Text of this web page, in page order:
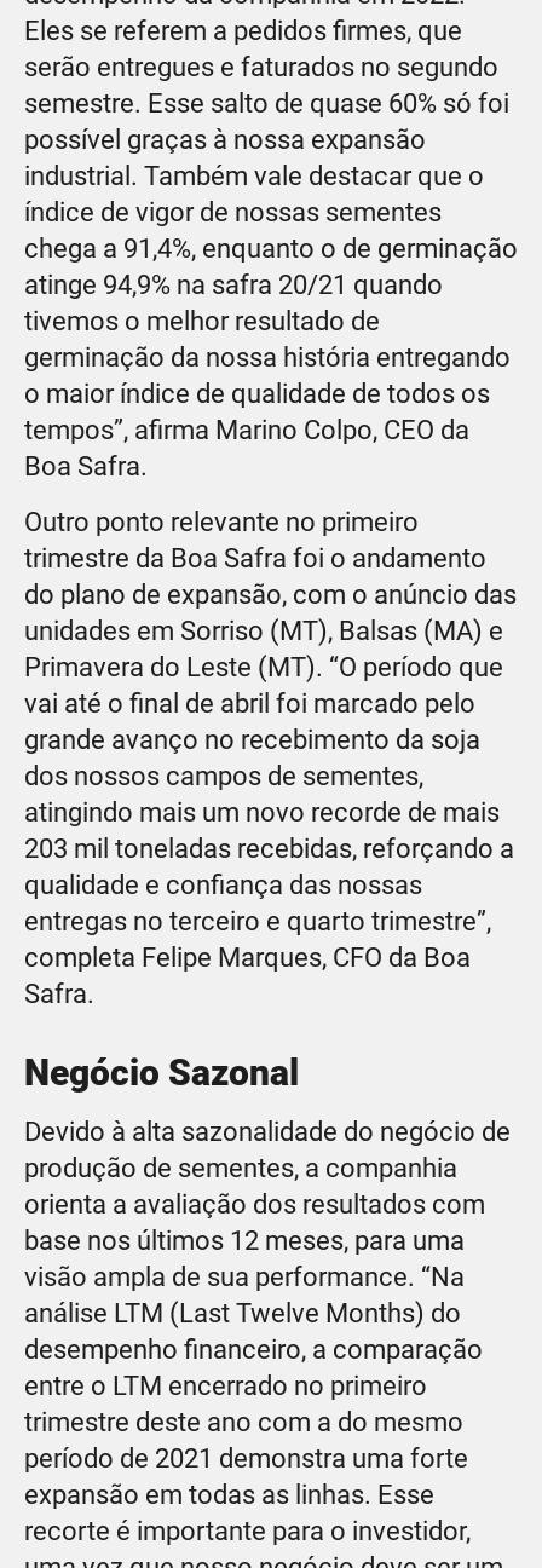
Eles se referem a pedidos firmes, que
serão entregues e faturados no segundo
semestre. Esse salto de quase 60% só foi
possível graças à nossa expansão
industrial. Também vale destacar que o
índice de vigor de nossas sementes
chega a 91,4%, enquanto o de germinação
atinge 94,9% na safra 20/21 quando
tivemos o melhor resultado de
germinação da nossa história entregando
o maior índice de qualidade de todos os
tempos”, afirma Marino Colpo, CEO da
Boa Safra.
Outro ponto relevante no primeiro
trimestre da Boa Safra foi o andamento
do plano de expansão, com o anúncio das
unidades em Sorriso (MT), Balsas (MA) e
Primavera do Leste (MT). “O período que
vai até o final de abril foi marcado pelo
grande avanço no recebimento da soja
dos nossos campos de sementes,
atingindo mais um novo recorde de mais
203 mil toneladas recebidas, reforçando a
qualidade e confiança das nossas
entregas no terceiro e quarto trimestre”,
completa Felipe Marques, CFO da Boa
Safra.
Negócio Sazonal
Devido à alta sazonalidade do negócio de
produção de sementes, a companhia
orienta a avaliação dos resultados com
base nos últimos 12 meses, para uma
visão ampla de sua performance. “Na
análise LTM (Last Twelve Months) do
desempenho financeiro, a comparação
entre o LTM encerrado no primeiro
trimestre deste ano com a do mesmo
período de 2021 demonstra uma forte
expansão em todas as linhas. Esse
recorte é importante para o investidor,